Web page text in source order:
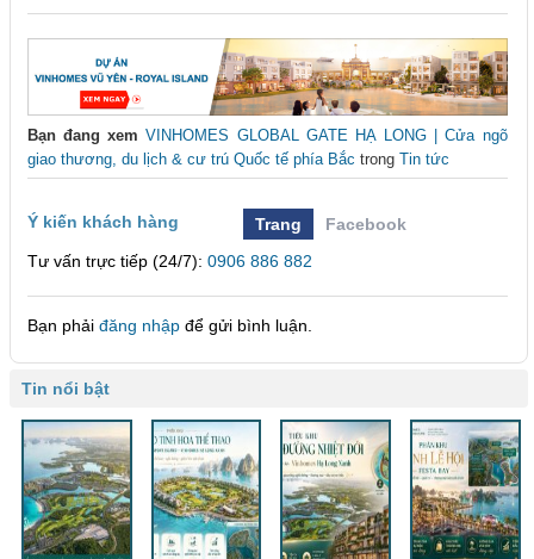
Bạn đang xem VINHOMES GLOBAL GATE HẠ LONG | Cửa ngõ
giao thương, du lịch & cư trú Quốc tế phía Bắc trong Tin tức
Ý kiến khách hàng Trang
Facebook
Tư vấn trực tiếp (24/7): 0906 886 882
Bạn phải đăng nhập để gửi bình luận.
Tin nổi bật